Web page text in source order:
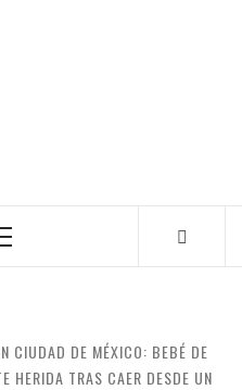
CIUDAD DE MÉXICO: BEBÉ DE
HERIDA TRAS CAER DESDE UN